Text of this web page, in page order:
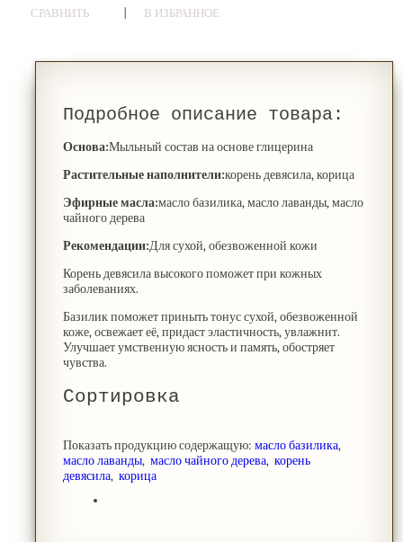
СРАВНИТЬ В ИЗБРАННОЕ
Подробное описание товара:
Основа:Мыльный состав на основе глицерина
Растительные наполнители:корень девясила, корица
Эфирные масла:масло базилика, масло лаванды, масло
чайного дерева
Рекомендации:Для сухой, обезвоженной кожи
Корень девясила высокого поможет при кожных
заболеваниях.
Базилик поможет приныть тонус сухой, обезвоженной
коже, освежает её, придаст эластичность, увлажнит.
Улучшает умственную ясность и память, обостряет
чувства.
Сортировка
Показать продукцию содержащую: масло базилика,
масло лаванды, масло чайного дерева, корень
девясила, корица